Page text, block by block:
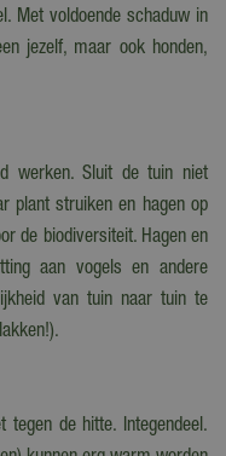
Met voldoende schaduw in
jezelf, maar ook honden,
werken. Sluit de tuin niet
plant struiken en hagen op
de biodiversiteit. Hagen en
aan vogels en andere
van tuin naar tuin te
tegen de hitte. Integendeel.